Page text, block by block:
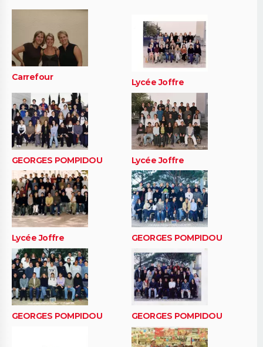
Carrefour Lycée Joffre
GEORGES POMPIDOU Lycée Joffre
Lycée Joffre GEORGES POMPIDOU
GEORGES POMPIDOU GEORGES POMPIDOU